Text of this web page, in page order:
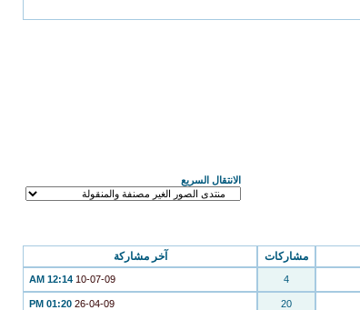
الانتقال السريع
مشاركات آخر مشاركة
4
10-07-09
12:14 AM
20
26-04-09
01:20 PM